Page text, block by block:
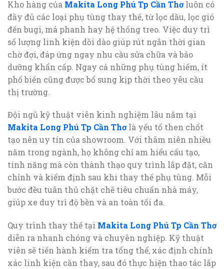
Kho hàng của Makita Long Phú Tp Cần Thơluôn có
đầy đủ các loại phụ tùng thay thế, từ lọc dầu, lọc gió
đến bugi, má phanh hay hệ thống treo. Việc duy trì
số lượng linh kiện dồi dào giúp rút ngắn thời gian
chờ đợi, đáp ứng ngay nhu cầu sửa chữa và bảo
dưỡng khẩn cấp. Ngay cả những phụ tùng hiếm, ít
phổ biến cũng được bổ sung kịp thời theo yêu cầu
thị trường.
Đội ngũ kỹ thuật viên kinh nghiệm lâu năm tại
Makita Long Phú Tp Cần Thơlà yếu tố then chốt
tạo nên uy tín của showroom. Với thâm niên nhiều
năm trong ngành, họ không chỉ am hiểu cấu tạo,
tính năng mà còn thành thạo quy trình lắp đặt, căn
chỉnh và kiểm định sau khi thay thế phụ tùng. Mỗi
bước đều tuân thủ chặt chẽ tiêu chuẩn nhà máy,
giúp xe duy trì độ bền và an toàn tối đa.
Quy trình thay thế tại Makita Long Phú Tp Cần Thơ
diễn ra nhanh chóng và chuyên nghiệp. Kỹ thuật
viên sẽ tiến hành kiểm tra tổng thể, xác định chính
xác linh kiện cần thay, sau đó thực hiện thao tác lắp